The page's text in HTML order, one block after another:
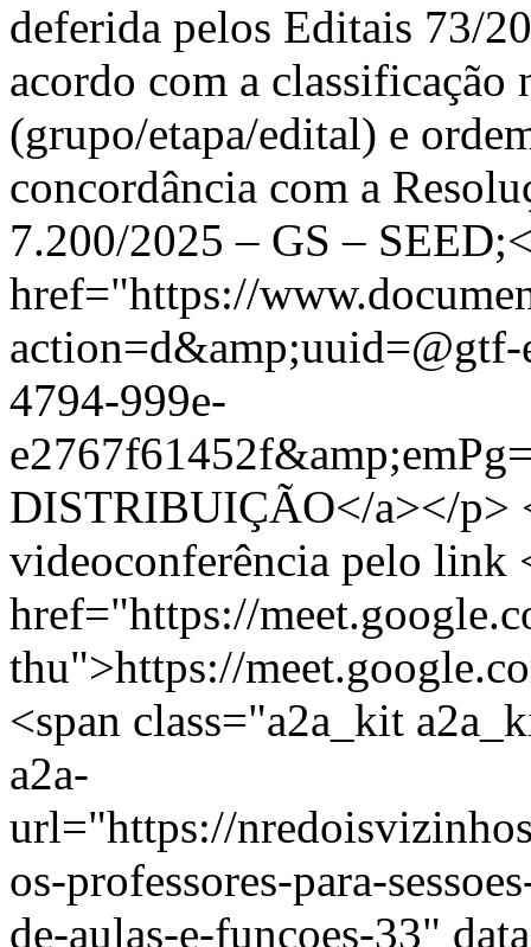
deferida pelos Editais 73/
acordo com a classificação
(grupo/etapa/edital) e
concordância com a
7.200/2025 – GS –
href="https://
action=d&amp;uuid=@gtf-
4794-999e-
DISTRIBUIÇÃO</a></p>
videoconferência pelo link
href="https://
thu">https://
<span class="a2a_kit
a2a-
url="https://
os-professores-para-
de-aulas-e-funcoes-33"